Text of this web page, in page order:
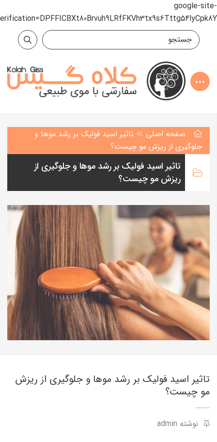
google-site-
صفحه اصلی
تاثیر اسید فولیک بر رشد موها و
جلوگیری از ریزش مو چیست؟
تاثیر اسید فولیک بر رشد موها و جلوگیری از
ریزش مو چیست؟
تاثیر اسید فولیک بر رشد موها و جلوگیری از ریزش
مو چیست؟
نوشته admin